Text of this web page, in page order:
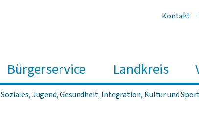
Kontakt
Bürgerservice Landkreis
Jugend, Gesundheit, Integration, Kultur und